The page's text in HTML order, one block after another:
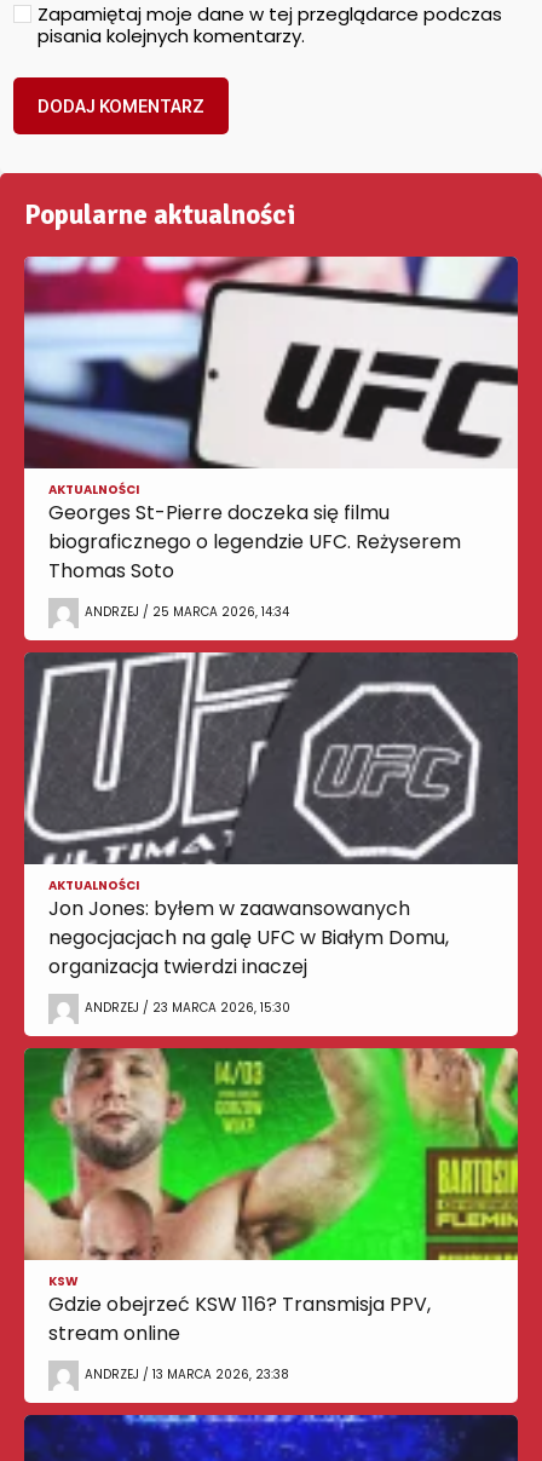
Zapamiętaj moje dane w tej przeglądarce podczas
pisania kolejnych komentarzy.
Popularne aktualności
AKTUALNOŚCI
Georges St-Pierre doczeka się filmu
biograficznego o legendzie UFC. Reżyserem
Thomas Soto
ANDRZEJ / 25 MARCA 2026, 14:34
AKTUALNOŚCI
Jon Jones: byłem w zaawansowanych
negocjacjach na galę UFC w Białym Domu,
organizacja twierdzi inaczej
ANDRZEJ / 23 MARCA 2026, 15:30
KSW
Gdzie obejrzeć KSW 116? Transmisja PPV,
stream online
ANDRZEJ / 13 MARCA 2026, 23:38